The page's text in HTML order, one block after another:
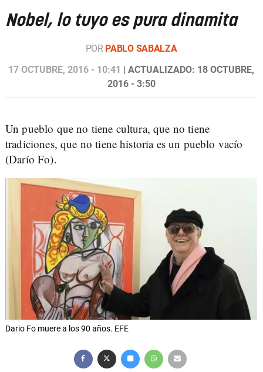
Nobel, lo tuyo es pura dinamita
POR PABLO SABALZA
17 OCTUBRE, 2016 - 10:41 | ACTUALIZADO: 18 OCTUBRE,
2016 - 3:50
Un pueblo que no tiene cultura, que no tiene
tradiciones, que no tiene historia es un pueblo vacío
(Darío Fo).
Dario Fo muere a los 90 años. EFE